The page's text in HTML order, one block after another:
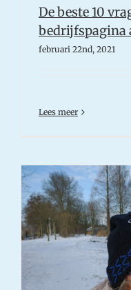
De beste 10
bedrijfspagina
februari 22nd, 2021
Lees meer